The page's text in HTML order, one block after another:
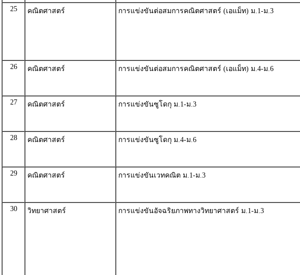
25 คณิตศาสตร์ การแข่งขันต่อสมการคณิตศาสตร์ (เอแม็ท) ม.1-ม.3
26 คณิตศาสตร์ การแข่งขันต่อสมการคณิตศาสตร์ (เอแม็ท) ม.4-ม.6
27 คณิตศาสตร์ การแข่งขันซูโดกุ ม.1-ม.3
28 คณิตศาสตร์ การแข่งขันซูโดกุ ม.4-ม.6
29 คณิตศาสตร์ การแข่งขันเวทคณิต ม.1-ม.3
30 วิทยาศาสตร์ การแข่งขันอัจฉริยภาพทางวิทยาศาสตร์ ม.1-ม.3